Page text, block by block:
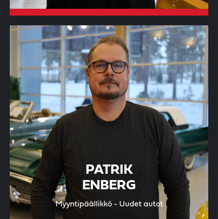
PATRIK
ENBERG
Myyntipäällikkö - Uudet autot